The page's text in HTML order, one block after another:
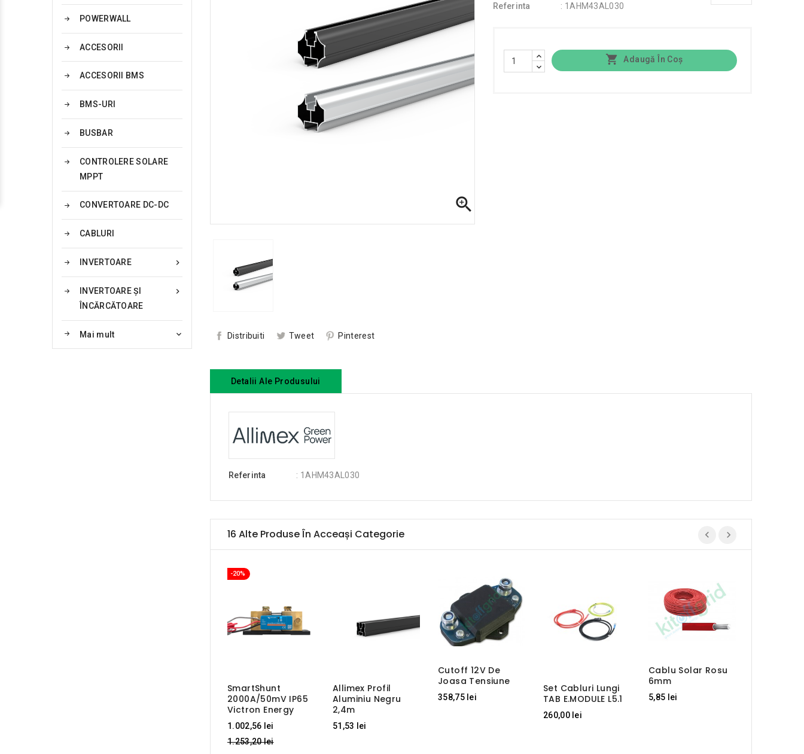
POWERWALL
ACCESORII
ACCESORII BMS
BMS-URI
BUSBAR
CONTROLERE SOLARE
MPPT
CONVERTOARE DC-DC
CABLURI

INVERTOARE

INVERTOARE ȘI
ÎNCĂRCĂTOARE
Mai mult 

Distribuiti Tweet Pinterest
Referinta
: 1AHM43AL030
 Adaugă În Coș
Detalii Ale Produsului
Referinta : 1AHM43AL030
16 Alte Produse În Acceași Categorie
-20%
SmartShunt
2000A/50mV IP65
Victron Energy
1.002,56 lei
price
1.253,20 lei
Allimex Profil
Aluminiu Negru
2,4m
51,53 lei
Cutoff 12V De
Joasa Tensiune
358,75 lei
Set Cabluri Lungi
TAB E.MODULE L5.1
260,00 lei
Cablu Solar Rosu
6mm
5,85 lei